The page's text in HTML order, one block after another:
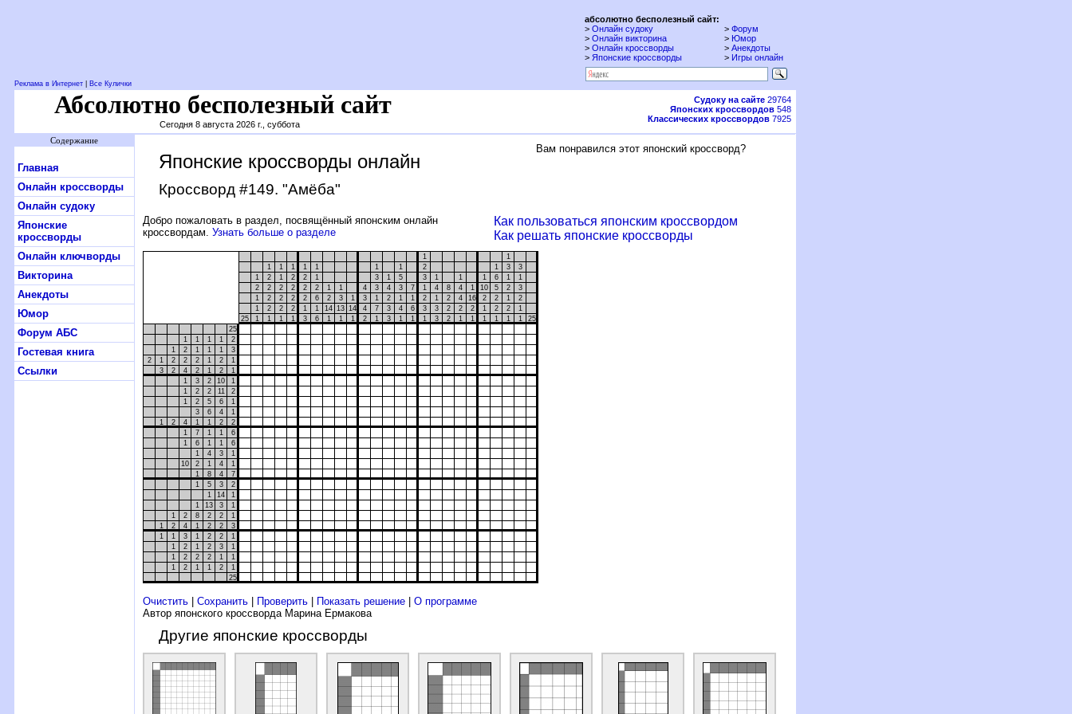
Реклама в Интернет Все Кулички
абсолютно бесполезный сайт:
> Форум
> Юмор
> Анекдоты
> Игры онлайн
> Онлайн судоку
> Онлайн викторина
> Онлайн кроссворды
> Японские кроссворды
Абсолютно бесполезный сайт Судоку на сайте 29764
Японских кроссвордов 548
Классических кроссвордов 7925
Сегодня 8 августа 2026 г., суббота
Содержание
Главная
Онлайн кроссворды
Онлайн судоку
Японские
кроссворды
Онлайн ключворды
Викторина
Анекдоты
Юмор
Форум АБС
Гостевая книга
Ссылки
Японские кроссворды онлайн
Кроссворд #149. "Амёба"
Вам понравился этот японский кроссворд?
Добро пожаловать в раздел, посвящённый японским онлайн
кроссвордам. Узнать больше о разделе
Как пользоваться японским кроссвордом
Как решать японские кроссворды
1
1
1
1 1 1 1 1 1 2 1 3
3
1
2 1 2 2 1 3 1 5 3 1 1 1 6 1
1
2
2 2 2 2 2 1 1 4 3 4 3 7 1 4 8 4 1 10 5 2
3
1
2 2 2 2 6 2 3 1 3 1 2 1 1 2 1 2 4 16 2 2 1
2
1
2 2 2 1 1 14 13 14 4 7 3 4 6 3 3 2 2 2 1 2 2
1
25
1 1 1 1 3 6 1 1 1 2 1 3 1 1 1 3 2 1 1 1 1 1 1
25
25
1
1 1 1
2
1
2 1 1 1
3
2
1 2 2 2 1 2
1
3
2 4 2 1 2
1
1
3 2 10
1
1
2 2 11
2
1
2 5 6
1
3
6 4
1
1
2 4 1 1 2
2
1
7 1 1
6
1
6 1 1
6
1
4 3
1
10
2 1 4
1
1
8 4
7
1
5 3
2
1
14
1
1
13 3
1
1
2 8 2 2
1
1
2 4 1 2 2
3
1
1 3 1 2 2
1
1
2 1 2 3
1
1
2 2 2 1
1
1
2 1 1 2
1
25
Очистить Сохранить Проверить Показать решение
О программе
Автор японского кроссворда Марина Ермакова
Другие японские кроссворды